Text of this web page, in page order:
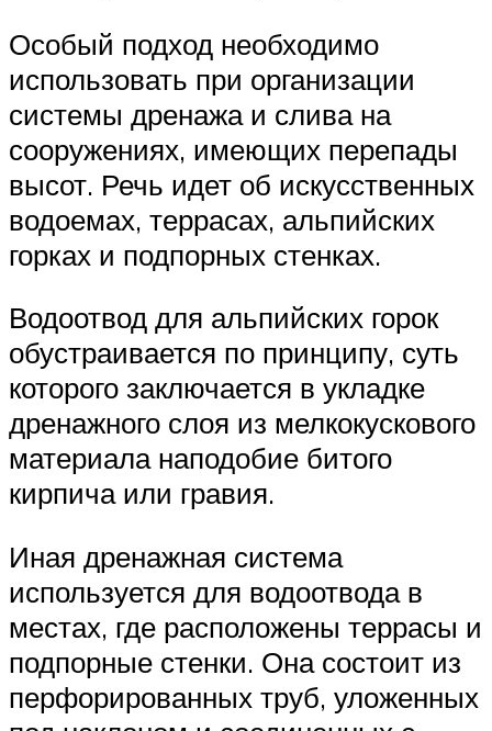
Особый подход необходимо
использовать при организации
системы дренажа и слива на
сооружениях, имеющих перепады
высот. Речь идет об искусственных
водоемах, террасах, альпийских
горках и подпорных стенках.
Водоотвод для альпийских горок
обустраивается по принципу, суть
которого заключается в укладке
дренажного слоя из мелкокускового
материала наподобие битого
кирпича или гравия.
Иная дренажная система
используется для водоотвода в
местах, где расположены террасы и
подпорные стенки. Она состоит из
перфорированных труб, уложенных